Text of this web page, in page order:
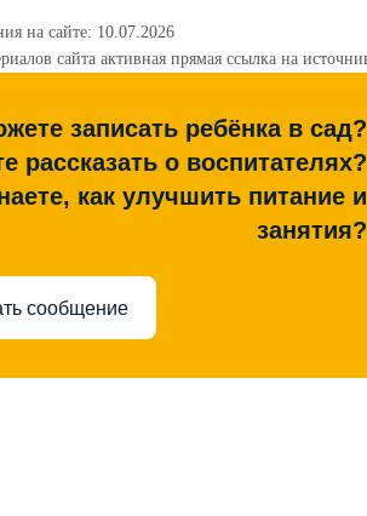
на сайте: 10.07.2026
сайта активная прямая ссылка на
записать ребёнка в сад?
рассказать о воспитателях?
как улучшить питание и
занятия?
сообщение